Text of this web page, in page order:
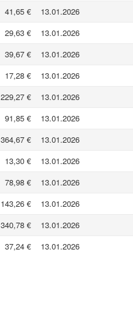
41,65 €
13.01.2026
29,63 €
13.01.2026
39,67 €
13.01.2026
17,28 €
13.01.2026
229,27 €
13.01.2026
91,85 €
13.01.2026
364,67 €
13.01.2026
13,30 €
13.01.2026
78,98 €
13.01.2026
143,26 €
13.01.2026
340,78 €
13.01.2026
37,24 € 13.01.2026